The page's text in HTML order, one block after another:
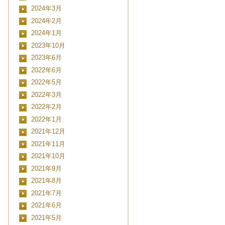
2024年3月
2024年2月
2024年1月
2023年10月
2023年6月
2022年6月
2022年5月
2022年3月
2022年2月
2022年1月
2021年12月
2021年11月
2021年10月
2021年9月
2021年8月
2021年7月
2021年6月
2021年5月